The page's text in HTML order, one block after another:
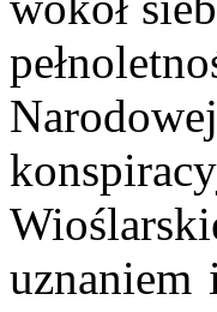
uznaniem